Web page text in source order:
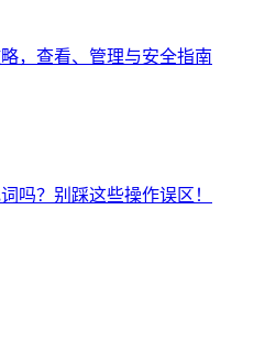
，查看、管理与安全指南
吗？别踩这些操作误区！